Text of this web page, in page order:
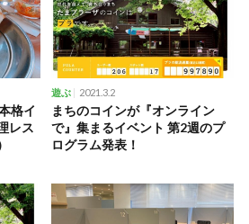
格イ
レス
遊ぶ 2021.3.2
まちのコインが『オンライン
で』集まるイベント 第2週のプ
ログラム発表！